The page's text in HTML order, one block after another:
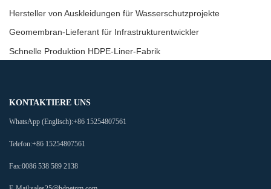
Hersteller von Auskleidungen für Wasserschutzprojekte
Geomembran-Lieferant für Infrastrukturentwickler
Schnelle Produktion HDPE-Liner-Fabrik
KONTAKTIERE UNS
WhatsApp (Englisch):+86 15254807561
Telefon:+86 15254807561
Fax:0086 538 589 2138